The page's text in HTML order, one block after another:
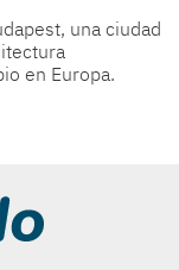
una ciudad
en Europa.